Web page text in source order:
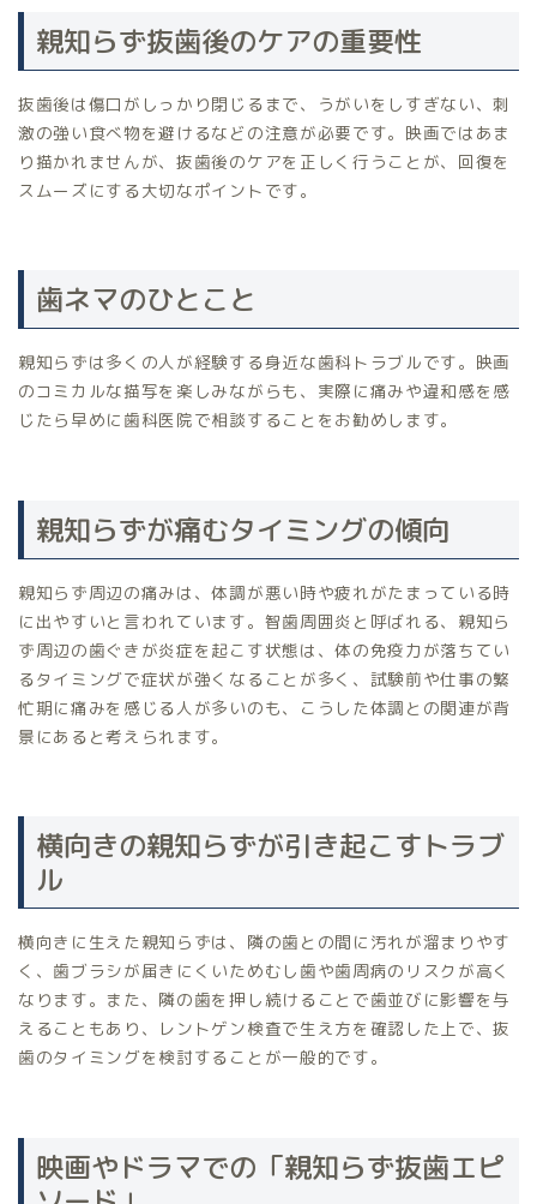
親知らず抜歯後のケアの重要性
抜歯後は傷口がしっかり閉じるまで、うがいをしすぎない、刺
激の強い食べ物を避けるなどの注意が必要です。映画ではあま
り描かれませんが、抜歯後のケアを正しく行うことが、回復を
スムーズにする大切なポイントです。
歯ネマのひとこと
親知らずは多くの人が経験する身近な歯科トラブルです。映画
のコミカルな描写を楽しみながらも、実際に痛みや違和感を感
じたら早めに歯科医院で相談することをお勧めします。
親知らずが痛むタイミングの傾向
親知らず周辺の痛みは、体調が悪い時や疲れがたまっている時
に出やすいと言われています。智歯周囲炎と呼ばれる、親知ら
ず周辺の歯ぐきが炎症を起こす状態は、体の免疫力が落ちてい
るタイミングで症状が強くなることが多く、試験前や仕事の繁
忙期に痛みを感じる人が多いのも、こうした体調との関連が背
景にあると考えられます。
横向きの親知らずが引き起こすトラブ
ル
横向きに生えた親知らずは、隣の歯との間に汚れが溜まりやす
く、歯ブラシが届きにくいためむし歯や歯周病のリスクが高く
なります。また、隣の歯を押し続けることで歯並びに影響を与
えることもあり、レントゲン検査で生え方を確認した上で、抜
歯のタイミングを検討することが一般的です。
映画やドラマでの「親知らず抜歯エピ